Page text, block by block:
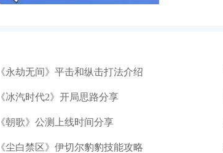
《永劫无间》平击和纵击打法介绍
《冰汽时代2》开局思路分享
《朝歌》公测上线时间分享
《尘白禁区》伊切尔豹豹技能攻略